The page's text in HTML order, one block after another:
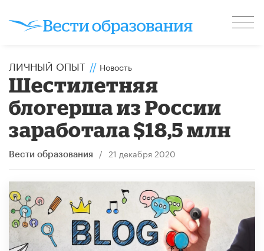
ЛИЧНЫЙ ОПЫТ // Новость
Шестилетняя
блогерша из России
заработала $18,5 млн
Вести образования / 21 декабря 2020